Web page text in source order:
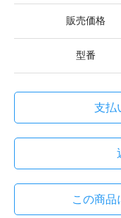
販売価格
型番
支払
この商品